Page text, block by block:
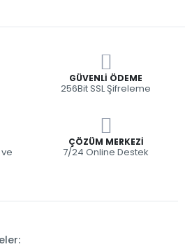
GÜVENLI ÖDEME
256Bit SSL Şifreleme
ÇÖZÜM MERKEZI
7/24 Online Destek